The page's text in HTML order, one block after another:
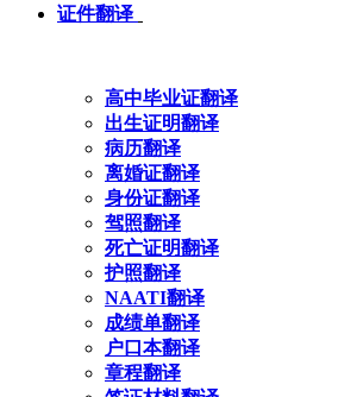
证件翻译
高中毕业证翻译
出生证明翻译
病历翻译
离婚证翻译
身份证翻译
驾照翻译
死亡证明翻译
护照翻译
NAATI翻译
成绩单翻译
户口本翻译
章程翻译